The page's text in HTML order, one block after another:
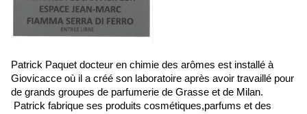
Patrick Paquet docteur en chimie des arômes est installé à
Giovicacce où il a créé son laboratoire après avoir travaillé pour
de grands groupes de parfumerie de Grasse et de Milan.
Patrick fabrique ses produits cosmétiques,parfums et des